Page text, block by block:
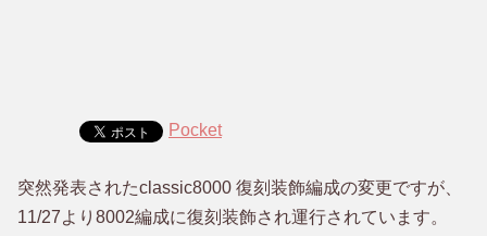
Pocket
突然発表されたclassic8000 復刻装飾編成の変更ですが、
11/27より8002編成に復刻装飾され運行されています。